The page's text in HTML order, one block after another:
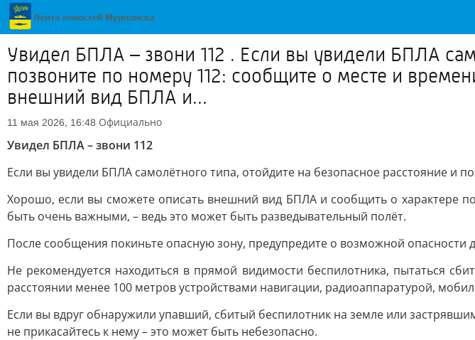
Увидел БПЛА – звони 112 . Если вы увидели БПЛА
позвоните по номеру 112: сообщите о месте и
внешний вид БПЛА и...
11 мая 2026, 16:48 Официально
Увидел БПЛА – звони 112
Если вы увидели БПЛА самолётного типа, отойдите на безопасное расстояние и
Хорошо, если вы сможете описать внешний вид БПЛА и сообщить о характере
быть очень важными, – ведь это может быть разведывательный полёт.
После сообщения покиньте опасную зону, предупредите о возможной опасности
Не рекомендуется находиться в прямой видимости беспилотника, пытаться
расстоянии менее 100 метров устройствами навигации, радиоаппаратурой,
Если вы вдруг обнаружили упавший, сбитый беспилотник на земле или
не прикасайтесь к нему – это может быть небезопасно.